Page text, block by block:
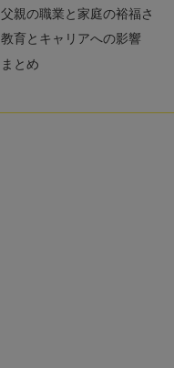
父親の職業と家庭の裕福さ
教育とキャリアへの影響
まとめ